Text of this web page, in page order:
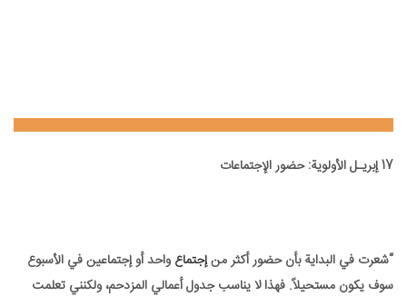
17 إبريـل الأولوية: حضور الإجتماعات
“شعرت في البداية بأن حضور أكثر منإجتماع واحد أو إجتماعين في الأسبوع
سوف يكون مستحيلاً. فهذا لا يناسب جدول أعمالي المزدحم، ولكنني تعلمت